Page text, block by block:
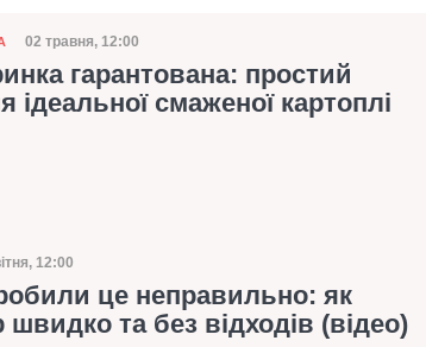
Дата публікації
02 травня, 12:00
гарантована: простий
ідеальної смаженої картоплі
публікації
12:00
це неправильно: як
швидко та без відходів (відео)